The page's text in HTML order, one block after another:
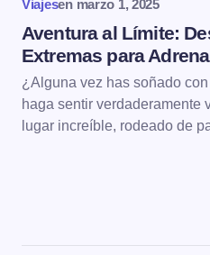
Viajesen marzo 1, 2025
Aventura al Límite:
Extremas para
¿Alguna vez has soñado
haga sentir verdaderamente
lugar increíble, rodeado de